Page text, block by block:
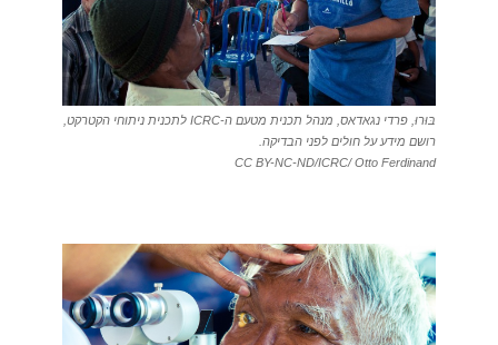
בּוּרוּ, פרדי נגאדאס, מנהל תכנית מטעם ה-ICRC לתכנית ניתוחי הקטרקט,
רושם מידע על חולים לפני הבדיקה.
CC BY-NC-ND/ICRC/ Otto Ferdinand